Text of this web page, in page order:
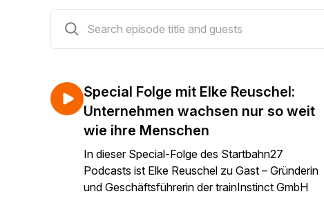
Special Folge mit Elke Reuschel:
Unternehmen wachsen nur so weit
wie ihre Menschen
In dieser Special-Folge des Startbahn27
Podcasts ist Elke Reuschel zu Gast – Gründerin
und Geschäftsführerin der trainInstinct GmbH